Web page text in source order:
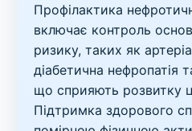
Профілактика
включає контроль
ризику, таких як
діабетична нефропатія
що сприяють розвитку
Підтримка здорового